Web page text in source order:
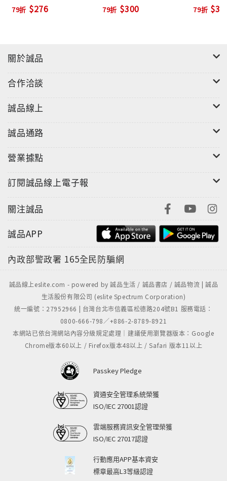
——精簡：文字要簡潔好讀，讓人好理解；
獨家歸納，最實用的寫作原則與技巧
讀者，寫出影響力。
——寫什麼才能抓住讀者的注意力：運用「情節力3C元
——在會議上如何精準展現自己的專業？「重點力3S原
則」讓人留下具體印象
——網路小編不知如何下標：製造「閱讀摩擦點」的四
原則與六技巧
四種標題類型、開場吸引力五「S」元素、四種開場
打破傳統的寫作觀念
——「精準寫作」強調溝通：寫作是滿足讀者的服務
業，文章的「意義比例」才是溝通成效的關鍵。
輯、觀察與感受，著重獨立思考，而非只求文字美感。
——強調段落思考的「魚骨結構」：把想法寫清楚，不
是靠句子，而是句子連結而成的段落。充分運用魚頭
句，文章就能聚焦有重點。
結合豐富的實務經驗與知識脈絡
——內容融合英文寫作的段落思考與魚骨結構、麥肯錫
金字塔結構、新聞報導5W1H等，並結合寫作技巧與相
關的文學、心理學、腦神經科學知識
——搭配知名企業的溝通表達心法：迪士尼樂園的主題
含的結構力、麥肯錫企管顧問公司的金字塔思考結構等
【寫作課學員心得】
我發現，原來寫作就像是釀酒。……卓越的酒莊之所以
79折 $276 79折 $300 79折
關於誠品
合作洽談
誠品線上
誠品通路
營業據點
訂閱誠品線上電子報
關注誠品
誠品APP
內政部警政署 165全民防騙網
誠品線上eslite.com - powered by 誠品生活 / 誠品書店 / 誠品物流 | 誠品
生活股份有限公司 (eslite Spectrum Corporation)
統一編號：27952966 | 台灣台北市信義區松德路204號B1 服務電話：
0800-666-798／+886-2-8789-8921
本網站已依台灣網站內容分級規定處理｜建議使用瀏覽器版本：Google
Chrome版本60以上 / Firefox版本48以上 / Safari 版本11以上
Passkey Pledge
資通安全管理系統榮獲
ISO/IEC 27001認證
雲端服務資訊安全管理榮獲
ISO/IEC 27017認證
行動應用APP基本資安
標章最高L3等級認證